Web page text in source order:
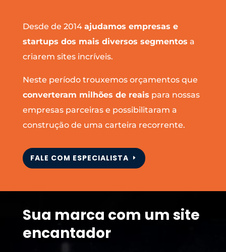
Desde de 2014 ajudamos empresas e
startups dos mais diversos segmentos a
criarem sites incríveis.
Neste período trouxemos orçamentos que
converteram milhões de reais para nossas
empresas parceiras e possibilitaram a
construção de uma carteira recorrente.
FALE COM ESPECIALISTA
Sua marca com um site
encantador